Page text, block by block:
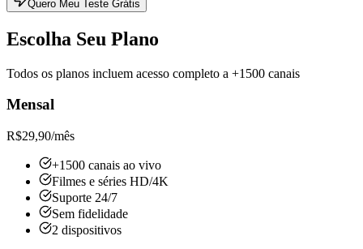
Quero Meu Teste Grátis
Escolha Seu Plano
Todos os planos incluem acesso completo a +1500 canais
Mensal
R$29,90/mês
+1500 canais ao vivo
Filmes e séries HD/4K
Suporte 24/7
Sem fidelidade
2 dispositivos